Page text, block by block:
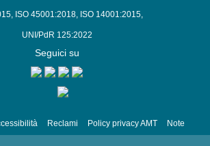
, ISO 45001:2018, ISO 14001:2015,
UNI/PdR 125:2022
Seguici su
Reclami Policy privacy AMT
Note